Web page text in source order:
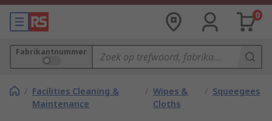
0
Fabrikantnummer
/ Facilities Cleaning &
Maintenance
/ Wipes &
Cloths
/ Squeegees